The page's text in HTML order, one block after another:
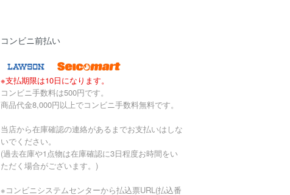
コンビニ前払い
※支払期限は10日になります。
コンビニ手数料は500円です。
商品代金8,000円以上でコンビニ手数料無料です。
当店から在庫確認の連絡があるまでお支払いはしな
いでください。
(過去在庫や1点物は在庫確認に3日程度お時間をい
ただく場合がございます。)
※コンビニシステムセンターから払込票URL(払込番